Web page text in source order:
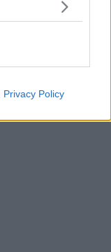
Privacy Policy